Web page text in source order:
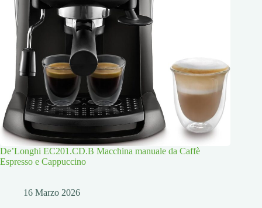
De’Longhi EC201.CD.B Macchina manuale da Caffè
Espresso e Cappuccino
16 Marzo 2026